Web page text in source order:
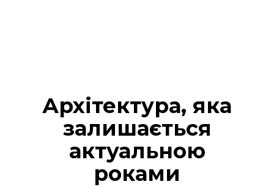
Архітектура, яка
залишається
актуальною
роками